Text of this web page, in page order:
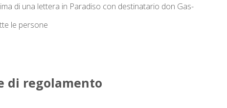
di una let­tera in Par­adiso con des­ti­natario don Gas­
le persone
di regolamento